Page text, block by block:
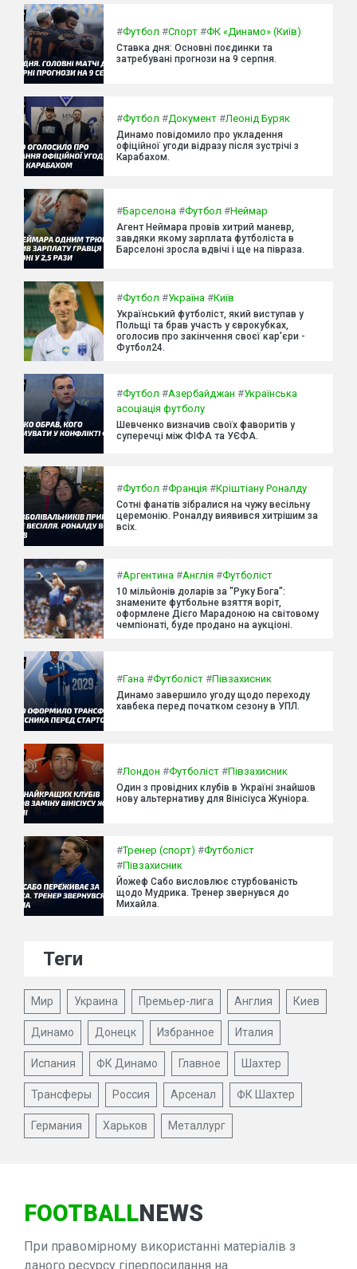
#Футбол #Спорт #ФК «Динамо» (Київ)
Ставка дня: Основні поєдинки та
затребувані прогнози на 9 серпня.
#Футбол #Документ #Леонід Буряк
Динамо повідомило про укладення
офіційної угоди відразу після зустрічі з
Карабахом.
#Барселона #Футбол #Неймар
Агент Неймара провів хитрий маневр,
завдяки якому зарплата футболіста в
Барселоні зросла вдвічі і ще на півраза.
#Футбол #Україна #Київ
Український футболіст, який виступав у
Польщі та брав участь у єврокубках,
оголосив про закінчення своєї кар'єри -
Футбол24.
#Футбол #Азербайджан #Українська
асоціація футболу
Шевченко визначив своїх фаворитів у
суперечці між ФІФА та УЄФА.
#Футбол #Франція #Кріштіану Роналду
Сотні фанатів зібралися на чужу весільну
церемонію. Роналду виявився хитрішим за
всіх.
#Аргентина #Англія #Футболіст
10 мільйонів доларів за "Руку Бога":
знамените футбольне взяття воріт,
оформлене Дієго Марадоною на світовому
чемпіонаті, буде продано на аукціоні.
#Гана #Футболіст #Півзахисник
Динамо завершило угоду щодо переходу
хавбека перед початком сезону в УПЛ.
#Лондон #Футболіст #Півзахисник
Один з провідних клубів в Україні знайшов
нову альтернативу для Вінісіуса Жуніора.
#Тренер (спорт) #Футболіст
#Півзахисник
Йожеф Сабо висловлює стурбованість
щодо Мудрика. Тренер звернувся до
Михайла.
Теги
Мир Украина Премьер-лига Англия Киев
Динамо Донецк Избранное Италия
Испания ФК Динамо Главное Шахтер
Трансферы Россия Арсенал ФК Шахтер
Германия Харьков Металлург
FOOTBALLNEWS
При правомірному використанні матеріалів з
даного ресурсу гіперпосилання на